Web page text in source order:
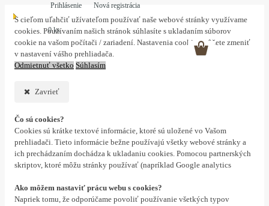
S cieľom uľahčiť užívateľom používať naše webové stránky využívame
cookies. Používaním našich stránok súhlasíte s ukladaním súborov
cookie na vašom počítači / zariadení. Nastavenia cookies môžete zmeniť
v nastavení vášho prehliadača.
Odmietnuť všetko Súhlasím
Zavrieť
Čo sú cookies?
Cookies sú krátke textové informácie, ktoré sú uložené vo Vašom
prehliadači. Tieto informácie bežne používajú všetky webové stránky a
ich prechádzaním dochádza k ukladaniu cookies. Pomocou partnerských
skriptov, ktoré môžu stránky používať (napríklad Google analytics
Ako môžem nastaviť prácu webu s cookies?
Napriek tomu, že odporúčame povoliť používanie všetkých typov
Prihlásenie Nová registrácia
0 ks